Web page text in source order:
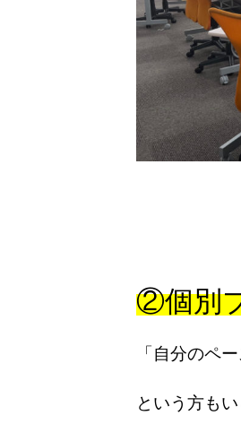
②個別
「自分のペ
という方も